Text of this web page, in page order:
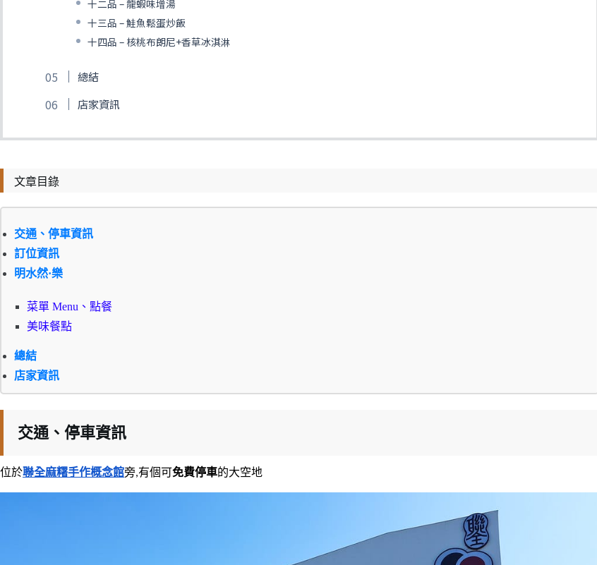
十二品 – 龍蝦味增湯
十三品 – 鮭魚鬆蛋炒飯
十四品 – 核桃布朗尼+香草冰淇淋
總結
店家資訊
文章目錄
交通、停車資訊
訂位資訊
明水然·樂
菜單 Menu、點餐
美味餐點
總結
店家資訊
交通、停車資訊
位於聯全麻糬手作概念館旁,有個可 免費停車的大空地